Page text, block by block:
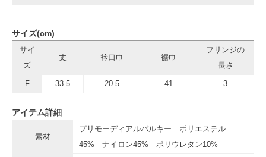
サイズ(cm)
サイ
ズ
丈 衿口巾 裾巾
フリンジの
長さ
F 33.5 20.5 41 3
アイテム詳細
素材
プリモーディアルバルキー ポリエステル
45% ナイロン45% ポリウレタン10%